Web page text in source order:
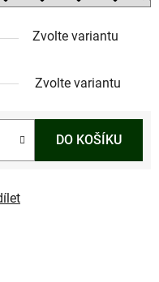
Zvolte variantu
Zvolte variantu
DO KOŠÍKU